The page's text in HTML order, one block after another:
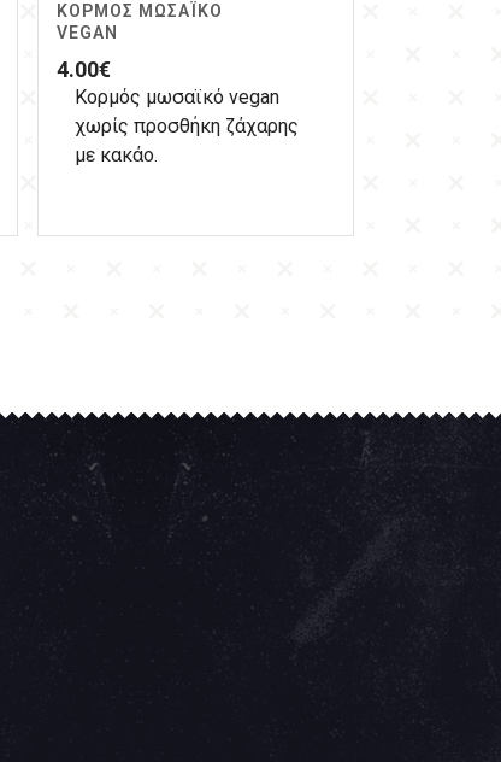
ΚΟΡΜΌΣ ΜΩΣΑΪΚΌ
VEGAN
4.00€
Κορμός μωσαϊκό vegan
χωρίς προσθήκη ζάχαρης
με κακάο.